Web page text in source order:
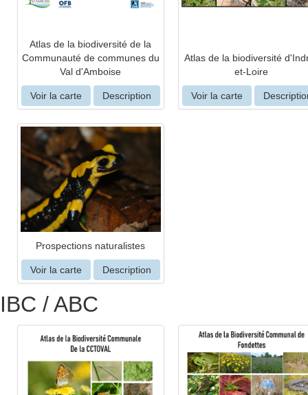
Atlas de la biodiversité de la
Communauté de communes du
Val d'Amboise
Voir la carte Description
Atlas de la biodiversité
et-Loire
Voir la carte
Prospections naturalistes
Voir la carte Description
IBC / ABC